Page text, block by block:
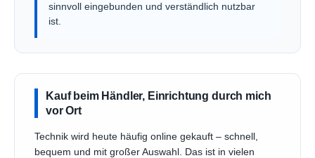
sinnvoll eingebunden und verständlich nutzbar
ist.
Kauf beim Händler, Einrichtung durch mich
vor Ort
Technik wird heute häufig online gekauft – schnell,
bequem und mit großer Auswahl. Das ist in vielen